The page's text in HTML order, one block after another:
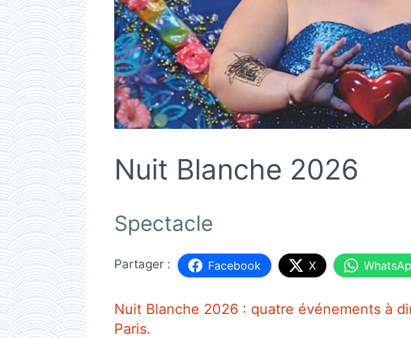
Nuit Blanche 2026
Spectacle
Facebook X
Nuit Blanche 2026 : quatre événements à
Paris.